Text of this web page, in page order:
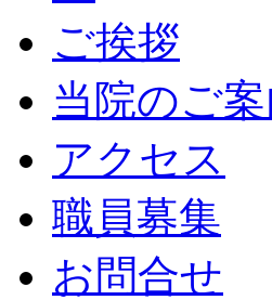
ご挨拶
当院のご案
アクセス
職員募集
お問合せ